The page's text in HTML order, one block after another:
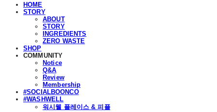
HOME
STORY
ABOUT
STORY
INGREDIENTS
ZERO WASTE
SHOP
COMMUNITY
Notice
Q&A
Review
Membership
#SOCIALBOONCO
#WASHWELL
워시웰 플레이스 & 피플